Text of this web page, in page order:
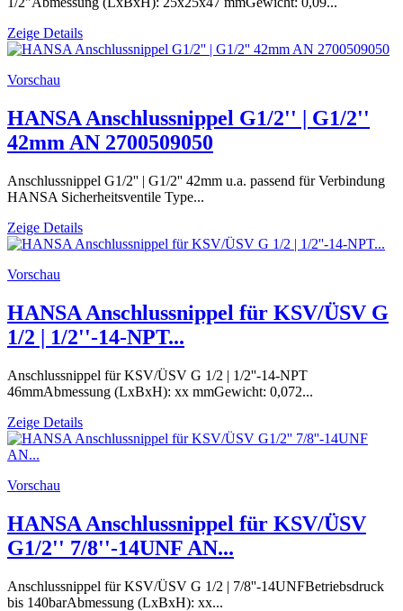
Zeige Details
Vorschau
HANSA Anschlussnippel G1/2'' | G1/2''
42mm AN 2700509050
Anschlussnippel G1/2'' | G1/2'' 42mm u.a. passend für Verbindung
HANSA Sicherheitsventile Type...
Zeige Details
Vorschau
HANSA Anschlussnippel für KSV/ÜSV G
1/2 | 1/2''-14-NPT...
Anschlussnippel für KSV/ÜSV G 1/2 | 1/2''-14-NPT
46mmAbmessung (LxBxH): xx mmGewicht: 0,072...
Zeige Details
Vorschau
HANSA Anschlussnippel für KSV/ÜSV
G1/2'' 7/8''-14UNF AN...
Anschlussnippel für KSV/ÜSV G 1/2 | 7/8''-14UNFBetriebsdruck
bis 140barAbmessung (LxBxH): xx...